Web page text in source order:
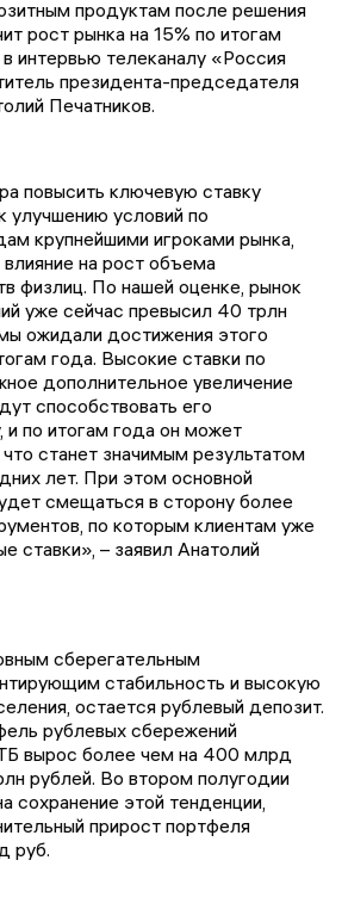
продуктам после решения
рост рынка на 15% по итогам
интервью телеканалу «Россия
президента-председателя
Печатников.
повысить ключевую ставку
улучшению условий по
крупнейшими игроками рынка,
на рост объема
физлиц. По нашей оценке, рынок
уже сейчас превысил 40 трлн
ожидали достижения этого
года. Высокие ставки по
дополнительное увеличение
способствовать его
по итогам года он может
станет значимым результатом
лет. При этом основной
смещаться в сторону более
по которым клиентам уже
ставки», – заявил Анатолий
сберегательным
стабильность и высокую
остается рублевый депозит.
рублевых сбережений
вырос более чем на 400 млрд
рублей. Во втором полугодии
сохранение этой тенденции,
прирост портфеля
руб.